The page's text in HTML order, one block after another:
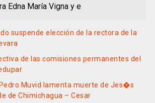
Edna María Vigna y e
suspende elección de la rectora de la
de las comisiones permanentes del
Muvid lamenta muerte de Jes�s
de Chimichagua – Cesar